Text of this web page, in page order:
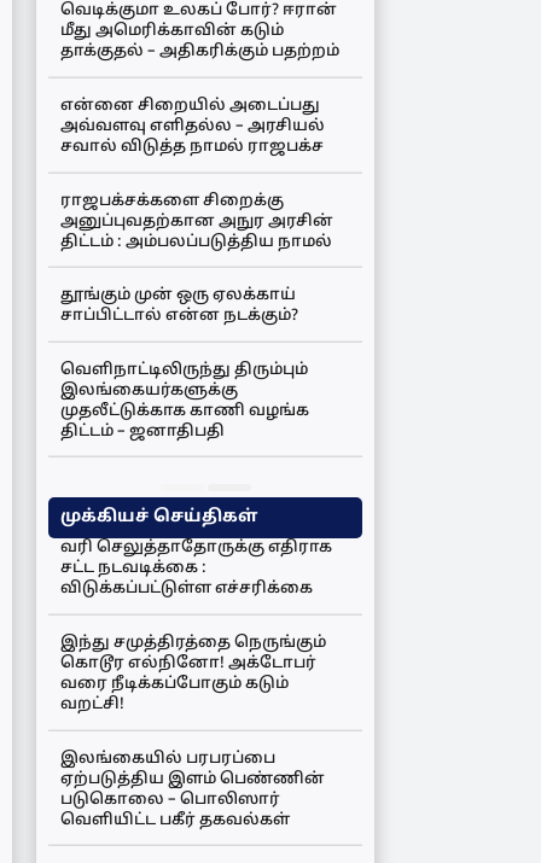
வெடிக்குமா உலகப் போர்? ஈரான்
மீது அமெரிக்காவின் கடும்
தாக்குதல் – அதிகரிக்கும் பதற்றம்
என்னை சிறையில் அடைப்பது
அவ்வளவு எளிதல்ல – அரசியல்
சவால் விடுத்த நாமல் ராஜபக்ச
ராஜபக்சக்களை சிறைக்கு
அனுப்புவதற்கான அநுர அரசின்
திட்டம் : அம்பலப்படுத்திய நாமல்
தூங்கும் முன் ஒரு ஏலக்காய்
சாப்பிட்டால் என்ன நடக்கும்?
வெளிநாட்டிலிருந்து திரும்பும்
இலங்கையர்களுக்கு
முதலீட்டுக்காக காணி வழங்க
திட்டம் – ஜனாதிபதி
முக்கியச் செய்திகள்
வரி செலுத்தாதோருக்கு எதிராக
சட்ட நடவடிக்கை :
விடுக்கப்பட்டுள்ள எச்சரிக்கை
இந்து சமுத்திரத்தை நெருங்கும்
கொடூர எல்நினோ! அக்டோபர்
வரை நீடிக்கப்போகும் கடும்
வறட்சி!
இலங்கையில் பரபரப்பை
ஏற்படுத்திய இளம் பெண்ணின்
படுகொலை – பொலிஸார்
வெளியிட்ட பகீர் தகவல்கள்